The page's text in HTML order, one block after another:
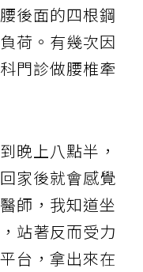
後面的四根鋼
荷。有幾次因
門診做腰椎牽
晚上八點半，
家後就會感覺
師，我知道坐
站著反而受力
台，拿出來在